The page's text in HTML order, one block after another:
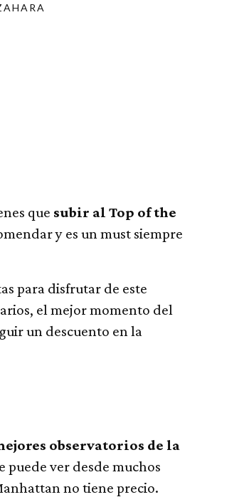
que subir al Top of the
y es un must siempre
para disfrutar de este
el mejor momento del
un descuento en la
observatorios de la
puede ver desde muchos
no tiene precio.